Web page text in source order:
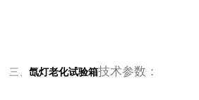
三、氙灯老化试验箱技术参数：